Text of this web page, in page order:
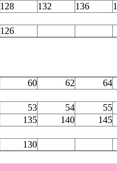
128 132 136
126
60 62 64
53 54 55
135 140 145
130